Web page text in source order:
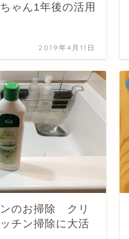
ゃん1年後の活用
2019年4月11日
ンのお掃除 クリ
チン掃除に大活